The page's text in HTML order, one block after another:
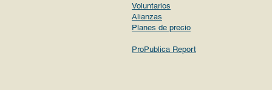
Voluntarios
Alianzas
Planes de precio
ProPublica Report